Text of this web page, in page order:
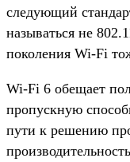
следующий
называться не
поколения Wi-Fi
Wi-Fi 6 обещает
пропускную
пути к решению